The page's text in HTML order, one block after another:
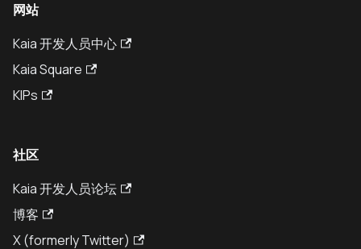
网站
Kaia 开发人员中心
Kaia Square
KIPs
社区
Kaia 开发人员论坛
博客
X (formerly Twitter)